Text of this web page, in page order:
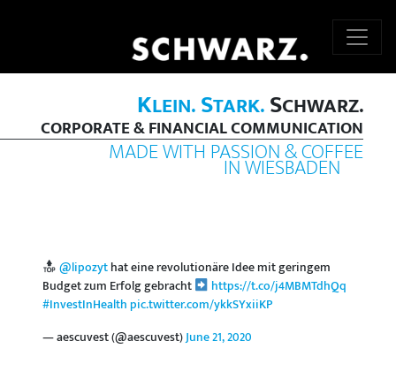
KLEIN.STARK.SCHWARZ.
CORPORATE & FINANCIAL COMMUNICATION
MADE WITH PASSION & COFFEE
IN WIESBADEN
@lipozythat eine revolutionäre Idee mit geringem
Budget zum Erfolg gebracht
https://t.co/j4MBMTdhQq
#InvestInHealthpic.twitter.com/ykkSYxiiKP
— aescuvest (@aescuvest)June 21, 2020